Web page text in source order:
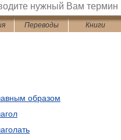
Переводы Книги
образом